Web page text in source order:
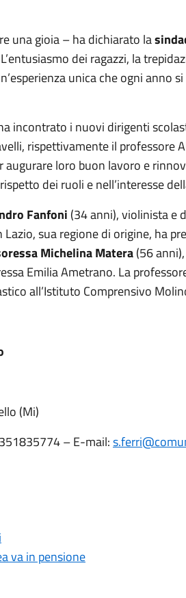
una gioia – ha dichiarato la
dei ragazzi, la
unica che ogni anno
incontrato i nuovi dirigenti
rispettivamente il professore
loro buon lavoro e
dei ruoli e nell’interesse
Fanfoni (34 anni), violinista e
sua regione di origine, ha
Michelina Matera(56
Emilia Ametrano. La
all’Istituto Comprensivo
(Mi)
– E-mail:s.ferri
va in pensione